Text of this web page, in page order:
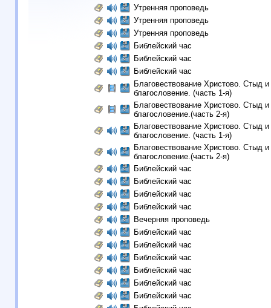
Утренняя проповедь
Утренняя проповедь
Утренняя проповедь
Библейский час
Библейский час
Библейский час
Благовествование Христово. Стыд и
благословение. (часть 1-я)
Благовествование Христово. Стыд и
благословение.(часть 2-я)
Благовествование Христово. Стыд и
благословение. (часть 1-я)
Благовествование Христово. Стыд и
благословение.(часть 2-я)
Библейский час
Библейский час
Библейский час
Библейский час
Вечерняя проповедь
Библейский час
Библейский час
Библейский час
Библейский час
Библейский час
Библейский час